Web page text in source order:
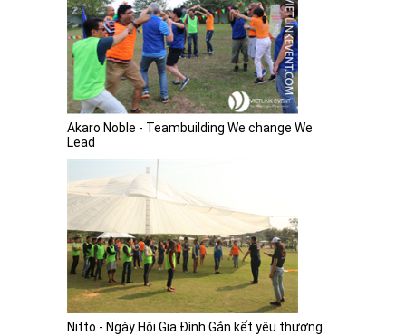
Akaro Noble - Teambuilding We change We
Lead
Nitto - Ngày Hội Gia Đình Gắn kết yêu thương